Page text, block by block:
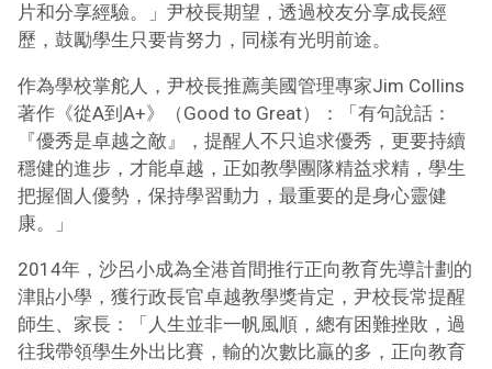
片和分享經驗。」尹校長期望，透過校友分享成長經
歷，鼓勵學生只要肯努力，同樣有光明前途。
作為學校掌舵人，尹校長推薦美國管理專家Jim Collins
著作《從A到A+》（Good to Great）：「有句說話：
『優秀是卓越之敵』，提醒人不只追求優秀，更要持續
穩健的進步，才能卓越，正如教學團隊精益求精，學生
把握個人優勢，保持學習動力，最重要的是身心靈健
康。」
2014年，沙呂小成為全港首間推行正向教育先導計劃的
津貼小學，獲行政長官卓越教學獎肯定，尹校長常提醒
師生、家長：「人生並非一帆風順，總有困難挫敗，過
往我帶領學生外出比賽，輸的次數比贏的多，正向教育